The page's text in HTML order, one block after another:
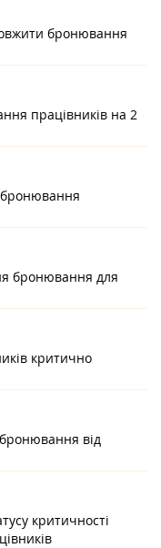
бронювання
працівників на 2
бронювання для
критично
від
критичності